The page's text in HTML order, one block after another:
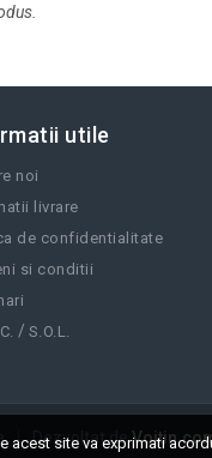
utile
noi
livrare
de confidentialitate
si conditii
/ S.O.L.
| Dezvoltat de
acest site va exprimati